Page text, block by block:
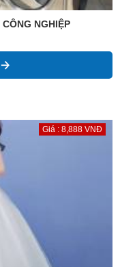
NGHIỆP
Giá : 8,888 VNĐ